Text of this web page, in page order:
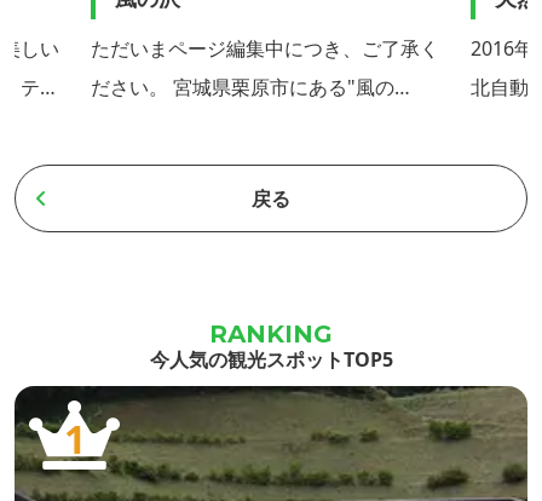
しい
テニ
レ、
して
ただいまページ編集中につき、ご了承く
ださい。 宮城県栗原市にある"風の
ル、レストラン、瞑想室、茶室、里山フ
ィールドからなる複合施設です。この建
され、まさに朽ち果てようとしていたも
のでしたが、この大地の地場に引き寄せ
られ、出来るだけ手を加えず以前の生活
のにおいを残すよう心がけながら修...
2016年
北自動
温泉施
は、
源泉か
質は、
戻る
今人気の観光スポットTOP5
1